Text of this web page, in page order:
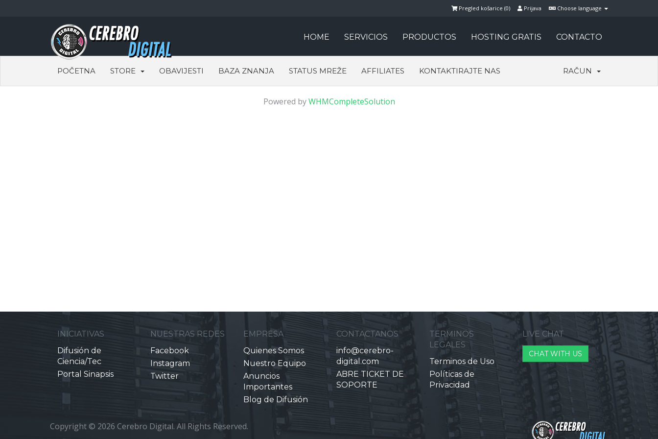
Choose language
Prijava
Pregled košarice (0)
HOME SERVICIOS PRODUCTOS HOSTING GRATIS CONTACTO
POČETNA STORE OBAVIJESTI BAZA ZNANJA STATUS MREŽE AFFILIATES KONTAKTIRAJTE NAS RAČUN
Powered byWHMCompleteSolution
INICIATIVAS
Difusión de
Ciencia/Tec
Portal Sinapsis
NUESTRAS REDES
Facebook
Instagram
Twitter
EMPRESA
Quienes Somos
Nuestro Equipo
Anuncios
Importantes
Blog de Difusión
CONTACTANOS
info@cerebro-
digital.com
ABRE TICKET DE
SOPORTE
TERMINOS
LEGALES
Terminos de Uso
Políticas de
Privacidad
LIVE CHAT
CHAT WITH US
Copyright © 2026 Cerebro Digital. All Rights Reserved.